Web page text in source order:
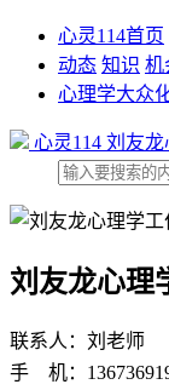
心灵114首页
动态 知识 机
心理学大众
心灵114 刘友龙
刘友龙心理
联系人：刘老师
手 机：